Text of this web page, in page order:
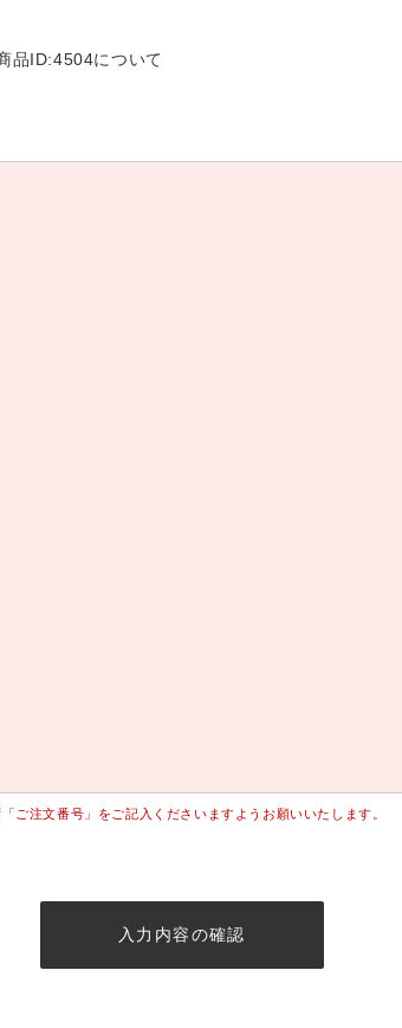
品ID:4504について
ご注文番号」をご記入くださいますようお願いいたします。
入力内容の確認